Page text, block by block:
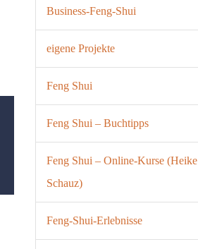
Business-Feng-Shui
eigene Projekte
Feng Shui
Feng Shui – Buchtipps
Feng Shui – Online-Kurse (Heike
Schauz)
Feng-Shui-Erlebnisse